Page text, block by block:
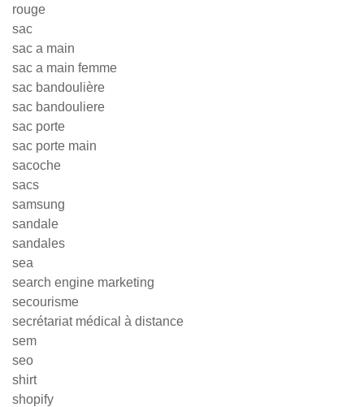
rouge
sac
sac a main
sac a main femme
sac bandoulière
sac bandouliere
sac porte
sac porte main
sacoche
sacs
samsung
sandale
sandales
sea
search engine marketing
secourisme
secrétariat médical à distance
sem
seo
shirt
shopify